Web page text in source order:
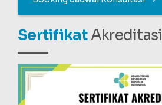
SertifikatAkreditasi